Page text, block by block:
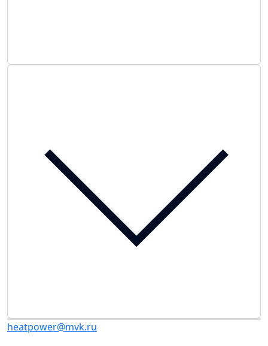
heatpower@mvk.ru